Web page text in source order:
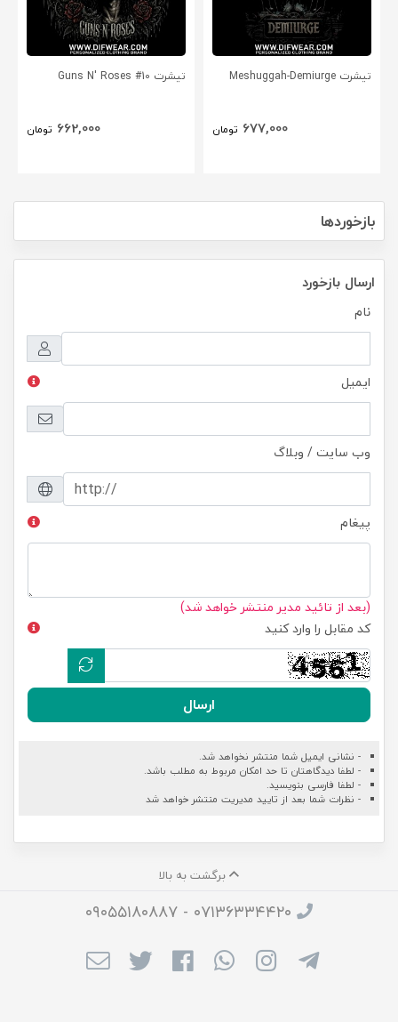
تیشرت Meshuggah-Demiurge
677,000 تومان
تیشرت Guns N' Roses #10
662,000 تومان
بازخوردها
ارسال بازخورد
نام
ایمیل
وب سایت / وبلاگ
پیغام
(بعد از تائید مدیر منتشر خواهد شد)
کد مقابل را وارد کنید
ارسال
- نشانی ایمیل شما منتشر نخواهد شد.
- لطفا دیدگاهتان تا حد امکان مربوط به مطلب باشد.
- لطفا فارسی بنویسید.
- نظرات شما بعد از تایید مدیریت منتشر خواهد شد
برگشت به بالا
۰۷۱۳۶۳۳۴۴۲۰ - ۰۹۰۵۵۱۸۰۸۸۷